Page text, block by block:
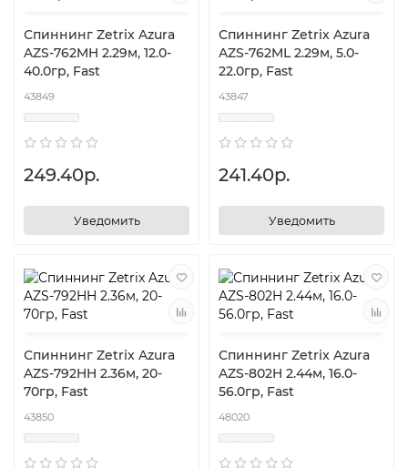
Спиннинг Zetrix Azura
AZS-762MH 2.29м, 12.0-
40.0гр, Fast
43849
249.40р.
Уведомить
Спиннинг Zetrix Azura
AZS-762ML 2.29м, 5.0-
22.0гр, Fast
43847
241.40р.
Уведомить
Спиннинг Zetrix Azura
AZS-792HH 2.36м, 20-
70гр, Fast
43850
Спиннинг Zetrix Azura
AZS-802H 2.44м, 16.0-
56.0гр, Fast
48020